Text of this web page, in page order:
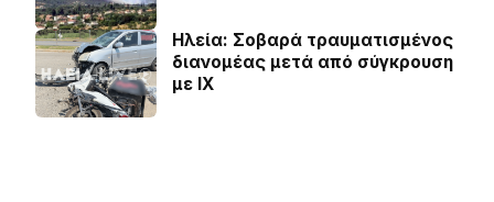
Ηλεία: Σοβαρά τραυματισμένος
διανομέας μετά από σύγκρουση
με ΙΧ